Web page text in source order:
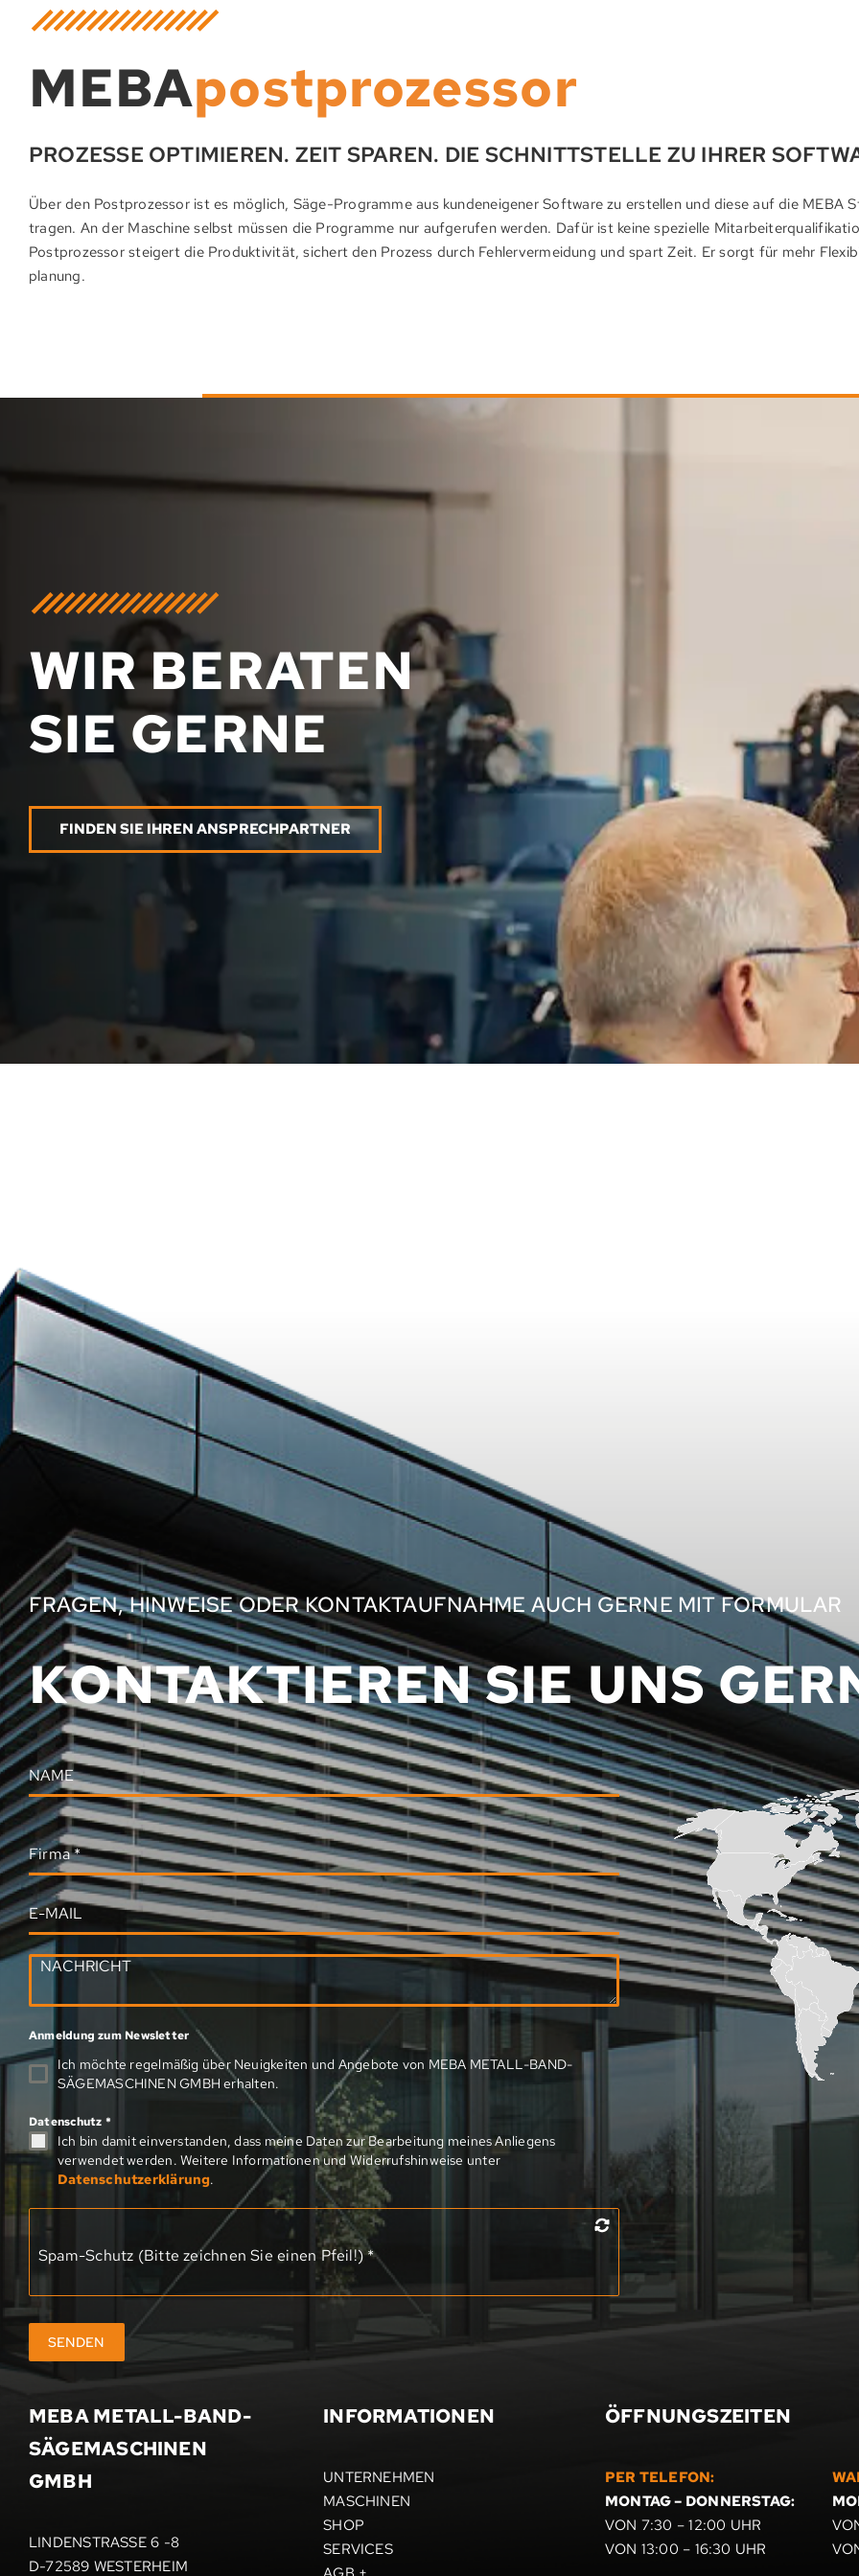
MEBApostprozessor
PROZESSE OPTIMIEREN. ZEIT SPAREN. DIE SCHNITTSTELLE ZU IHRER
Über den Post­pro­zes­sor ist es möglich, Säge-Program­me aus kunden­eigener Soft­ware zu er­stel­len und diese auf die MEBA
tragen. An der Ma­schine selbst müssen die Program­me nur auf­ge­rufen werden. Dafür ist keine spe­ziel­le
Post­prozes­sor stei­gert die Produk­tivität, sichert den Prozess durch Fehler­ver­meidung und spart Zeit. Er sorgt für mehr
planung.
WIR BERATEN
SIE GERNE
FINDEN SIE IHREN ANSPRECHPARTNER
FRAGEN, HINWEISE ODER KONTAKTAUFNAHME AUCH GERNE MIT FORMULAR
KONTAKTIEREN SIE UNS
Firma*
Anmeldung zum Newsletter
Ich möchte regelmäßig über Neuigkeiten und Angebote von MEBA METALL-­BAND­
SÄGEMASCHINEN GMBH erhalten.
Datenschutz *
Ich bin damit einverstanden, dass meine Daten zur Bearbeitung meines Anliegens
verwendet werden. Weitere Informationen und Widerrufshinweise unter
Datenschutzerklärung.
Spam-Schutz (Bitte zeichnen Sie einen Pfeil!)*
SENDEN
MEBA METALL-­BAND­
SÄGEMASCHINEN
GMBH
LINDENSTRASSE 6 -8
D-72589 WESTERHEIM
INFORMATIONEN
UNTERNEHMEN
MASCHINEN
SHOP
SERVICES
ÖFFNUNGSZEITEN
PER TELEFON:
MONTAG – DONNERSTAG:
VON 7:30 – 12:00 UHR
VON 13:00 – 16:30 UHR